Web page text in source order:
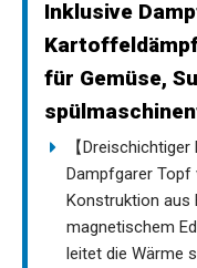
Inklusive
für Gemüse,
【
Dampfgarer Topf
Konstruktion aus
magnetischem
leitet die Wärme